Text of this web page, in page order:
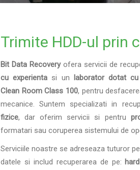
Trimite HDD-ul prin
Bit Data Recoveryofera servicii de
cu experienta si un laborator dotat
Clean Room Class 100, pentru
mecanice. Suntem specializati in
fizice, dar oferim servicii si pentru
formatari sau coruperea sistemului de
Serviciile noastre se adreseaza tuturor
datele si includ recuperarea de pe: